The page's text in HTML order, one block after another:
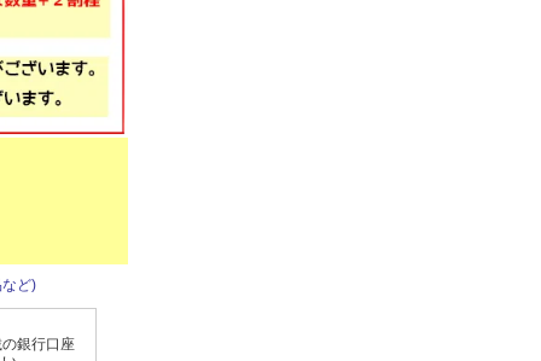
ど)
銀行口座